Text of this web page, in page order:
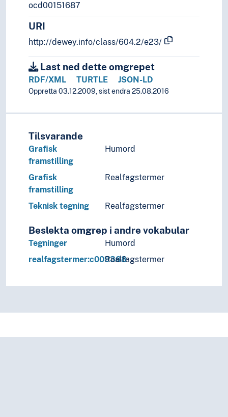
ocd00151687
URI
http://dewey.info/class/604.2/e23/
Last ned dette omgrepet
RDF/XML TURTLE JSON-LD
Oppretta 03.12.2009, sist endra 25.08.2016
Tilsvarande
Grafisk
framstilling
Humord
Grafisk
framstilling
Realfagstermer
Teknisk tegning Realfagstermer
Beslekta omgrep i andre vokabular
Tegninger
Humord
realfagstermer:c009368Realfagstermer